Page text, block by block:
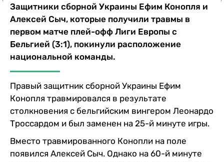
Защитники сборной Украины Ефим Конопля и
Алексей Сыч, которые получили травмы в
первом матче плей-офф Лиги Европы с
Бельгией (3:1), покинули расположение
национальной команды.
Правый защитник сборной Украины Ефим
Конопля травмировался в результате
столкновения с бельгийским вингером Леонардо
Троссардом и был заменен на 25-й минуте игры.
Вместо травмированного Конопли на поле
появился Алексей Сыч. Однако на 60-й минуте